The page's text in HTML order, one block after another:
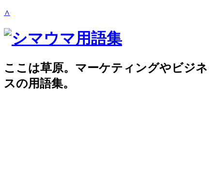
∧
ここは草原。マーケティングやビジネ
スの用語集。